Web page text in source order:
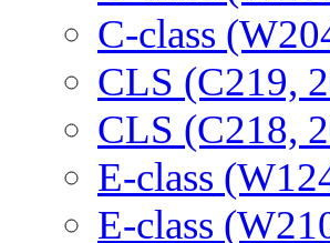
C-class
CLS (C219,
CLS (C218,
E-class
E-class